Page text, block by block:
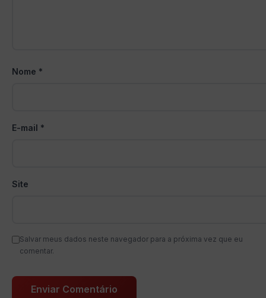
Nome *
E-mail *
Site
Salvar meus dados neste navegador para a próxima vez que eu
comentar.